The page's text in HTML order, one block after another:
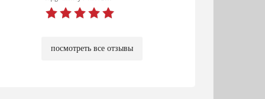
посмотреть все отзывы